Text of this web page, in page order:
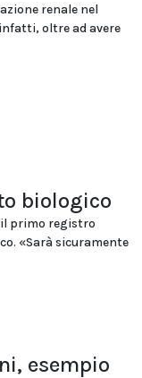
renale nel
oltre ad avere
biologico
il primo registro
«Sarà sicuramente
esempio